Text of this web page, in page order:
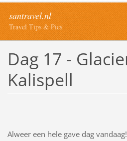
santravel.nl
Travel Tips & Pics
Dag 17 -
Kalispell
Alweer een hele gave dag